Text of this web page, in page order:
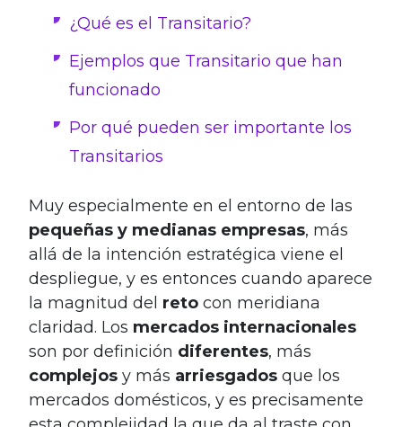
¿Qué es el Transitario?
Ejemplos que Transitario que han
funcionado
Por qué pueden ser importante los
Transitarios
Muy especialmente en el entorno de las
pequeñas y medianas empresas, más
allá de la intención estratégica viene el
despliegue, y es entonces cuando aparece
la magnitud del reto con meridiana
claridad. Los mercados internacionales
son por definición diferentes, más
complejos y más arriesgados que los
mercados domésticos, y es precisamente